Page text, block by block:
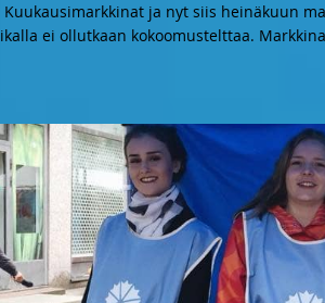
Kuukausimarkkinat ja nyt siis heinäkuun
ei ollutkaan kokoomustelttaa.